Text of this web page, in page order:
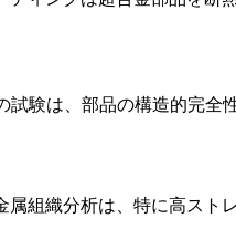
験は、部品の構造的完全
組織分析は、特に高スト